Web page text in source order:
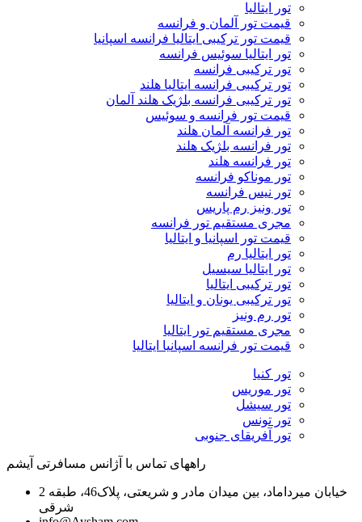
تور ایتالیا
قیمت تور آلمان و فرانسه
قیمت تور ترکیبی ایتالیا فرانسه اسپانیا
تور ایتالیا سوئیس فرانسه
تور ترکیبی فرانسه
تور ترکیبی فرانسه ایتالیا هلند
تور ترکیبی فرانسه بلژیک هلند آلمان
قیمت تور فرانسه و سوئیس
تور فرانسه آلمان هلند
تور فرانسه بلژیک هلند
تور فرانسه هلند
تور موناکو فرانسه
تور نیس فرانسه
تور ونیز رم پاریس
مجری مستقیم تور فرانسه
قیمت تور اسپانیا و ایتالیا
تور ایتالیا رم
تور ایتالیا سیسیل
تور ترکیبی ایتالیا
تور ترکیبی یونان و ایتالیا
تور رم ونیز
مجری مستقیم تور ایتالیا
قیمت تور فرانسه اسپانیا ایتالیا
تور کنیا
تور موریس
تور سیشل
تور تونس
تور آفریقای جنوبی
راههای تماس با آژانس مسافرتی آیشم
خیابان میرداماد، بین میدان مادر و شریعتی، پلاک46، طبقه 2
شرقی